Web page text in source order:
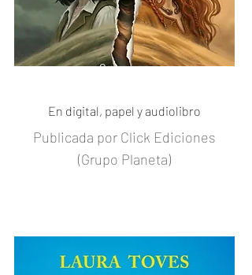
C o m p r a r
En digital, papel y audiolibro
Publicada por Click Ediciones
(Grupo Planeta)